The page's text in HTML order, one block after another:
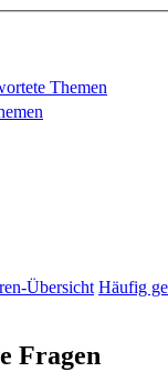
Themen
Übersicht Häufig
Fragen